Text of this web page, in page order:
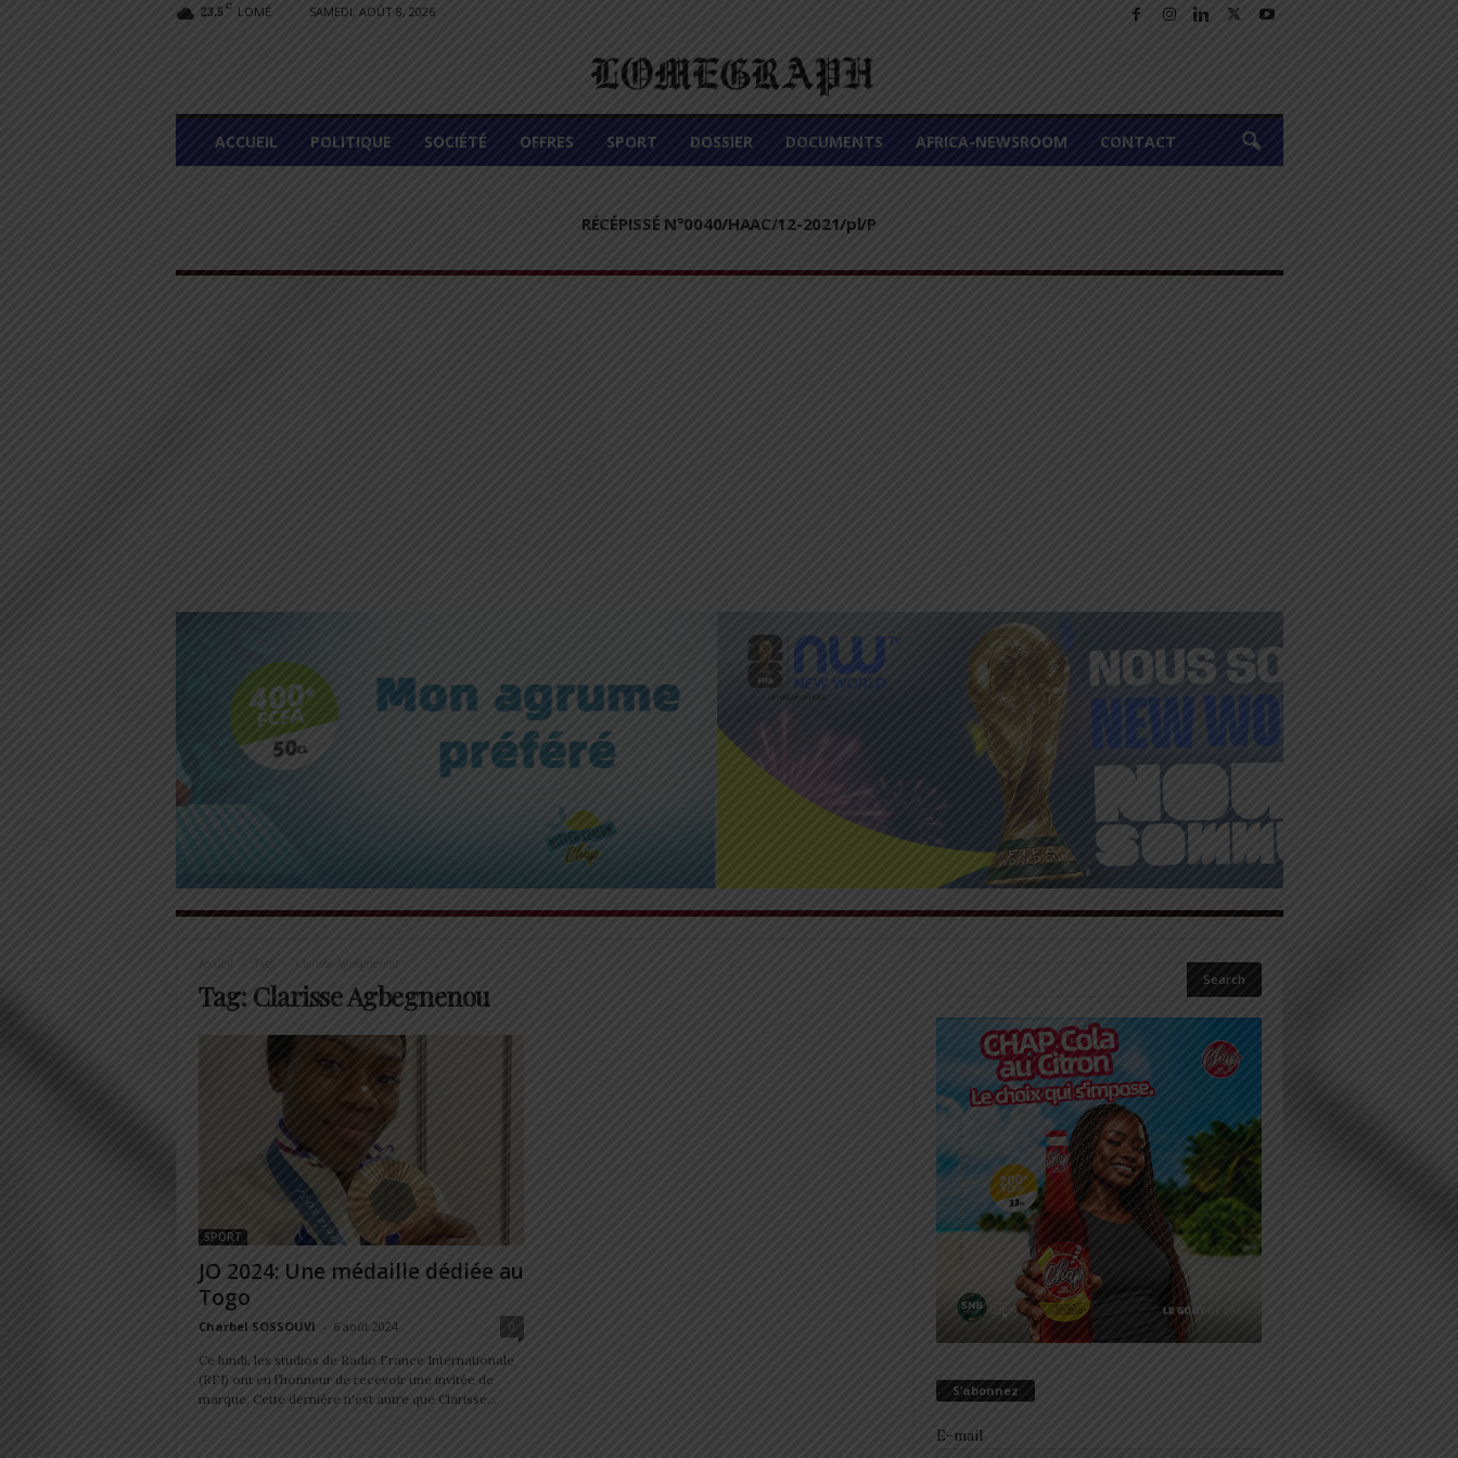
23.5 C LOMÉ SAMEDI, AOÛT 8, 2026
L
M
ACCUEIL POLITIQUE SOCIÉTÉ OFFRES SPORT DOSSIER DOCUMENTS AFRICA-NEWSROOM CONTACT
RÉCÉPISSÉ N°0040/HAAC/12-2021/pl/P
Accueil Tags Clarisse Agbegnenou
Tag: Clarisse Agbegnenou
SPORT
JO 2024: Une médaille dédiée au
Togo
Charbel SOSSOUVI - 6 août 2024 0
Ce lundi, les studios de Radio France Internationale
(RFI) ont eu l’honneur de recevoir une invitée de
marque. Cette dernière n'est autre que Clarisse...
S’abonnez
E-mail